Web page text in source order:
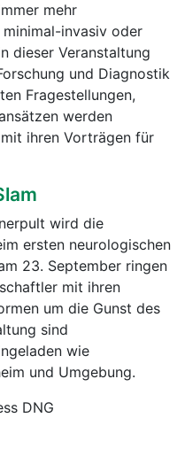
mehr
invasiv oder
dieser Veranstaltung
und Diagnostik
Fragestellungen,
werden
ihren Vorträgen für
wird die
ersten neurologischen
23. September ringen
mit ihren
um die Gunst des
sind
wie
und Umgebung.
DNG